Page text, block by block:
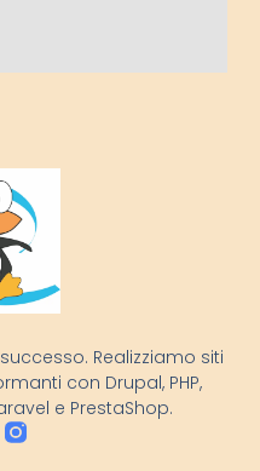
Realizziamo siti
con Drupal, PHP,
e PrestaShop.